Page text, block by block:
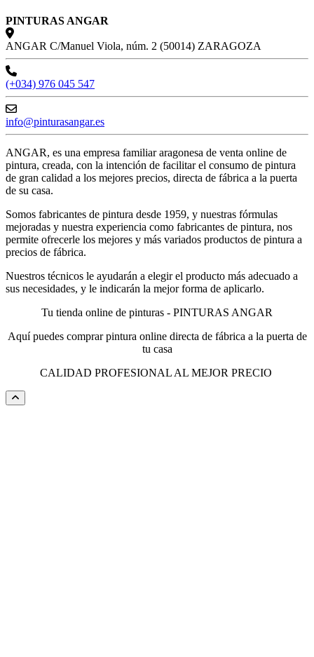
PINTURAS ANGAR
ANGAR C/Manuel Viola, núm. 2 (50014) ZARAGOZA
(+034) 976 045 547
info@pinturasangar.es
ANGAR, es una empresa familiar aragonesa de venta online de
pintura, creada, con la intención de facilitar el consumo de pintura
de gran calidad a los mejores precios, directa de fábrica a la puerta
de su casa.
Somos fabricantes de pintura desde 1959, y nuestras fórmulas
mejoradas y nuestra experiencia como fabricantes de pintura, nos
permite ofrecerle los mejores y más variados productos de pintura a
precios de fábrica.
Nuestros técnicos le ayudarán a elegir el producto más adecuado a
sus necesidades, y le indicarán la mejor forma de aplicarlo.
Tu tienda online de pinturas - PINTURAS ANGAR
Aquí puedes comprar pintura online directa de fábrica a la puerta de
tu casa
CALIDAD PROFESIONAL AL MEJOR PRECIO